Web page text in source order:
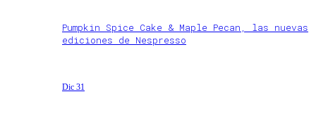
Pumpkin Spice Cake & Maple Pecan, las nuevas
ediciones de Nespresso
Dic 31